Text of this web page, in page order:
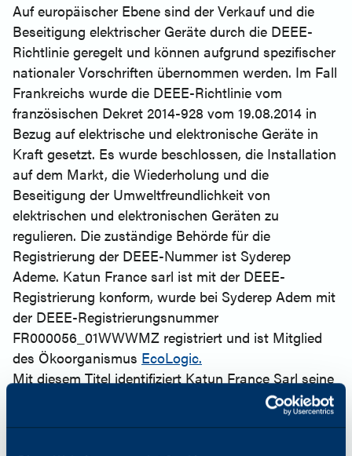
Auf europäischer Ebene sind der Verkauf und die
Beseitigung elektrischer Geräte durch die DEEE-
Richtlinie geregelt und können aufgrund spezifischer
nationaler Vorschriften übernommen werden. Im Fall
Frankreichs wurde die DEEE-Richtlinie vom
französischen Dekret 2014-928 vom 19.08.2014 in
Bezug auf elektrische und elektronische Geräte in
Kraft gesetzt. Es wurde beschlossen, die Installation
auf dem Markt, die Wiederholung und die
Beseitigung der Umweltfreundlichkeit von
elektrischen und elektronischen Geräten zu
regulieren. Die zuständige Behörde für die
Registrierung der DEEE-Nummer ist Syderep
Ademe. Katun France sarl ist mit der DEEE-
Registrierung konform, wurde bei Syderep Adem mit
der DEEE-Registrierungsnummer
FR000056_01WWWMZ registriert und ist Mitglied
des Ökoorganismus EcoLogic.
Mit diesem Titel identifiziert Katun France Sarl seine
betroffenen Produkte mit der DEEE-Marke und
erklärt, dass jedes Jahr die Produktmengen aufgrund